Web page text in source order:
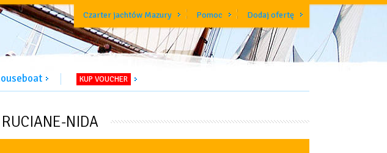
Czarter jachtów Mazury Pomoc Dodaj ofertę
KUP VOUCHER
NIDA